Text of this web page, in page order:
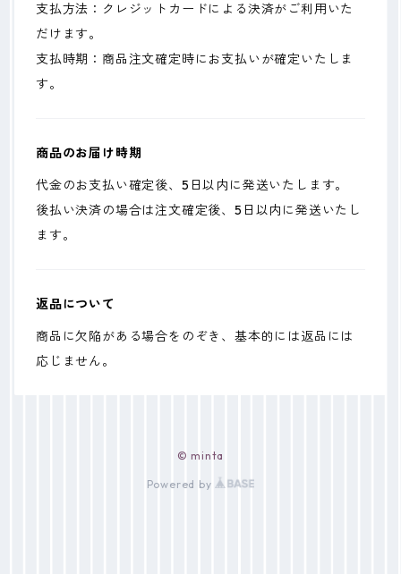
支払方法：クレジットカードによる決済がご利用いた
だけます。
支払時期：商品注文確定時にお支払いが確定いたしま
す。
商品のお届け時期
代金のお支払い確定後、5日以内に発送いたします。
後払い決済の場合は注文確定後、5日以内に発送いたし
ます。
返品について
商品に欠陥がある場合をのぞき、基本的には返品には
応じません。
© minta
Powered by